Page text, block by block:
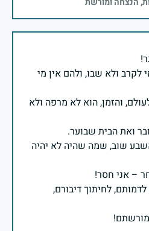
לקרב ולא שבו, ולהם אין מי
והזמן, הוא לא מרפה ולא
שוב, שמה שהיה לא יהיה
לחיתוך דיבורם,